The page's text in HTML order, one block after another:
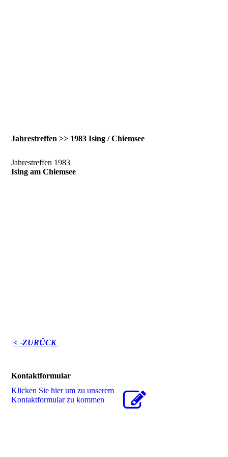
Jahrestreffen >> 1983 Ising / Chiemsee
Jahrestreffen 1983
Ising am Chiemsee
< -ZURÜCK
Kontaktformular
Klicken Sie hier um zu unserem
Kon­takt­for­mu­lar zu kommen